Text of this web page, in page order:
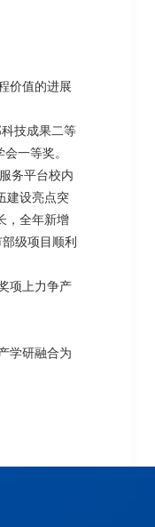
价值的进展
技成果二等
一等奖。
务平台校内
建设亮点突
，全年新增
级项目顺利
项上力争产
学研融合为